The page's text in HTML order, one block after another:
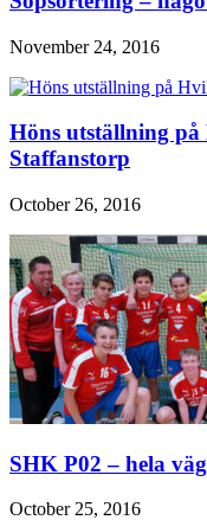
November 24, 2016
Höns utställning
Staffanstorp
October 26, 2016
SHK P02 – hela
October 25, 2016